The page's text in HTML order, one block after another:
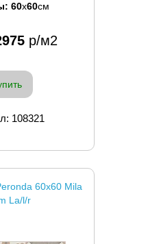
60x60см
р/м2
108321
60x60 Mila
La/l/r